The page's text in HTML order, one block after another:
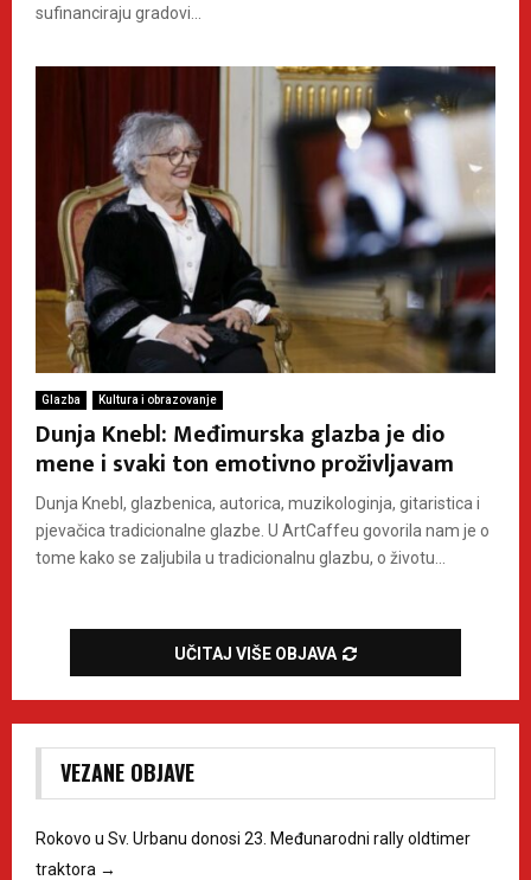
sufinanciraju gradovi...
Glazba Kultura i obrazovanje
Dunja Knebl: Međimurska glazba je dio
mene i svaki ton emotivno proživljavam
Dunja Knebl, glazbenica, autorica, muzikologinja, gitaristica i
pjevačica tradicionalne glazbe. U ArtCaffeu govorila nam je o
tome kako se zaljubila u tradicionalnu glazbu, o životu...
UČITAJ VIŠE OBJAVA
VEZANE OBJAVE
Rokovo u Sv. Urbanu donosi 23. Međunarodni rally oldtimer
traktora →